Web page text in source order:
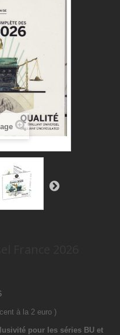
à la 2 euro )
pour les séries BU et